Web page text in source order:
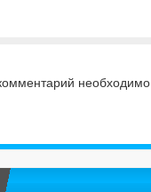
необходимо